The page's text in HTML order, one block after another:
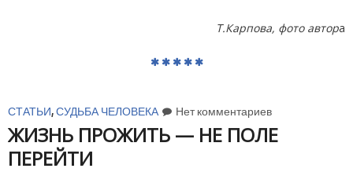
Т.Карпова, фото автора
СТАТЬИ,СУДЬБА ЧЕЛОВЕКА Нет комментариев
ЖИЗНЬ ПРОЖИТЬ — НЕ ПОЛЕ
ПЕРЕЙТИ